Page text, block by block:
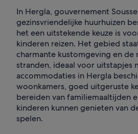
In Hergla, gouvernement
gezinsvriendelijke huurhuizen
het een uitstekende keuze is
kinderen reizen. Het gebied
charmante kustomgeving en de
stranden, ideaal voor uitstapjes
accommodaties in Hergla
woonkamers, goed uitgeruste
bereiden van familiemaaltijden
kinderen kunnen genieten van
spelen.